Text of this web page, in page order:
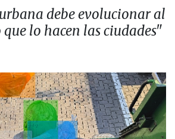
debe evolucionar al
lo hacen las ciudades"